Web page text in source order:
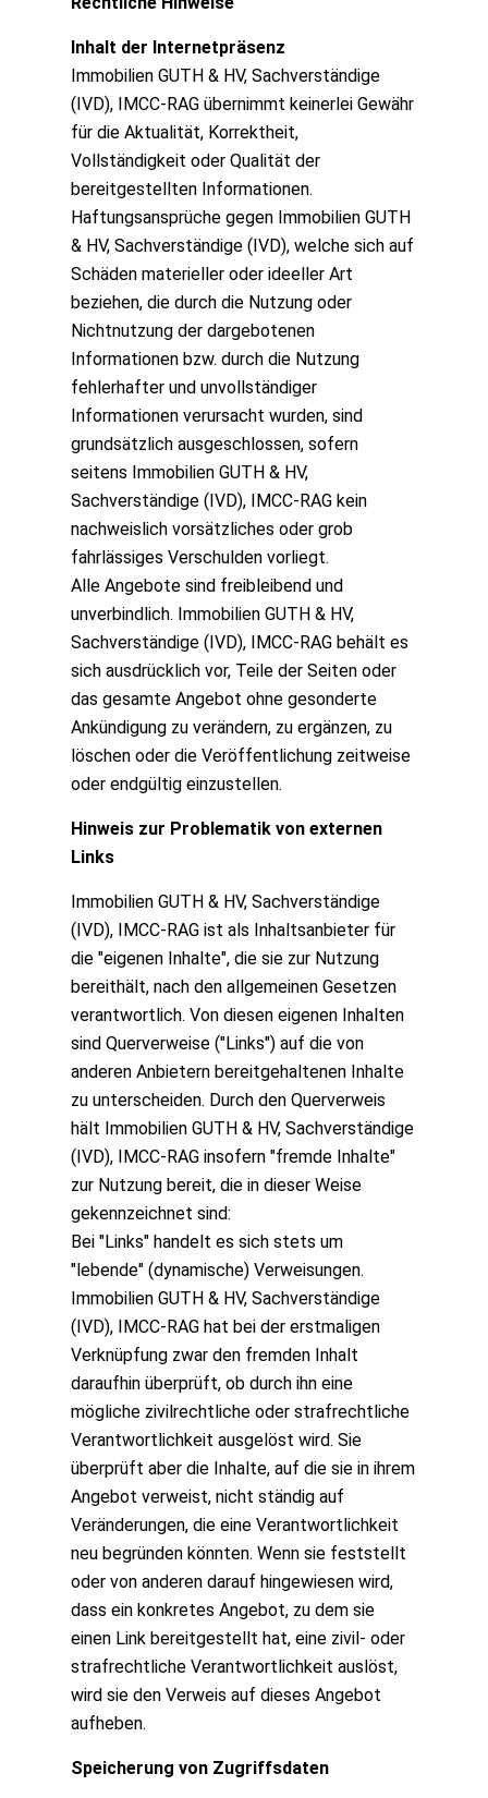
Inhalt der Internetpräsenz
Immobilien GUTH & HV, Sachverständige
(IVD), IMCC-RAG übernimmt keinerlei Gewähr
für die Aktualität, Korrektheit,
Vollständigkeit oder Qualität der
bereitgestellten Informationen.
Haftungsansprüche gegen Immobilien GUTH
& HV, Sachverständige (IVD), welche sich auf
Schäden materieller oder ideeller Art
beziehen, die durch die Nutzung oder
Nichtnutzung der dargebotenen
Informationen bzw. durch die Nutzung
fehlerhafter und unvollständiger
Informationen verursacht wurden, sind
grundsätzlich ausgeschlossen, sofern
seitens Immobilien GUTH & HV,
Sachverständige (IVD), IMCC-RAG kein
nachweislich vorsätzliches oder grob
fahrlässiges Verschulden vorliegt.
Alle Angebote sind freibleibend und
unverbindlich. Immobilien GUTH & HV,
Sachverständige (IVD), IMCC-RAG behält es
sich ausdrücklich vor, Teile der Seiten oder
das gesamte Angebot ohne gesonderte
Ankündigung zu verändern, zu ergänzen, zu
löschen oder die Veröffentlichung zeitweise
oder endgültig einzustellen.
Hinweis zur Problematik von externen
Links
Immobilien GUTH & HV, Sachverständige
(IVD), IMCC-RAG ist als Inhaltsanbieter für
die "eigenen Inhalte", die sie zur Nutzung
bereithält, nach den allgemeinen Gesetzen
verantwortlich. Von diesen eigenen Inhalten
sind Querverweise ("Links") auf die von
anderen Anbietern bereitgehaltenen Inhalte
zu unterscheiden. Durch den Querverweis
hält Immobilien GUTH & HV, Sachverständige
(IVD), IMCC-RAG insofern "fremde Inhalte"
zur Nutzung bereit, die in dieser Weise
gekennzeichnet sind:
Bei "Links" handelt es sich stets um
"lebende" (dynamische) Verweisungen.
Immobilien GUTH & HV, Sachverständige
(IVD), IMCC-RAG hat bei der erstmaligen
Verknüpfung zwar den fremden Inhalt
daraufhin überprüft, ob durch ihn eine
mögliche zivilrechtliche oder strafrechtliche
Verantwortlichkeit ausgelöst wird. Sie
überprüft aber die Inhalte, auf die sie in ihrem
Angebot verweist, nicht ständig auf
Veränderungen, die eine Verantwortlichkeit
neu begründen könnten. Wenn sie feststellt
oder von anderen darauf hingewiesen wird,
dass ein konkretes Angebot, zu dem sie
einen Link bereitgestellt hat, eine zivil- oder
strafrechtliche Verantwortlichkeit auslöst,
wird sie den Verweis auf dieses Angebot
aufheben.
Speicherung von Zugriffsdaten